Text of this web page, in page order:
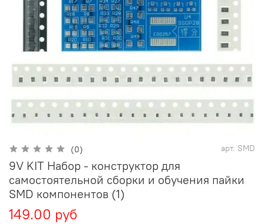
(0) арт. SMD
9V KIT Набор - конструктор для
самостоятельной сборки и обучения пайки
SMD компонентов (1)
149.00 руб